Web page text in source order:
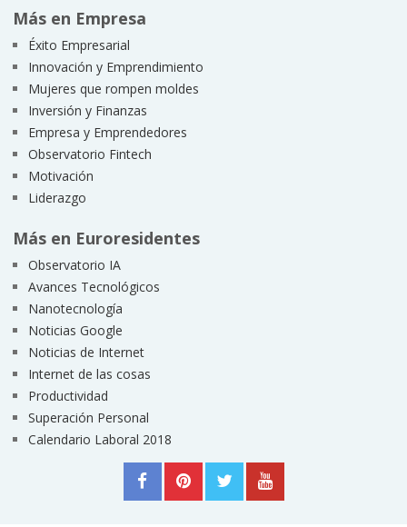
Más en Empresa
Éxito Empresarial
Innovación y Emprendimiento
Mujeres que rompen moldes
Inversión y Finanzas
Empresa y Emprendedores
Observatorio Fintech
Motivación
Liderazgo
Más en Euroresidentes
Observatorio IA
Avances Tecnológicos
Nanotecnología
Noticias Google
Noticias de Internet
Internet de las cosas
Productividad
Superación Personal
Calendario Laboral 2018